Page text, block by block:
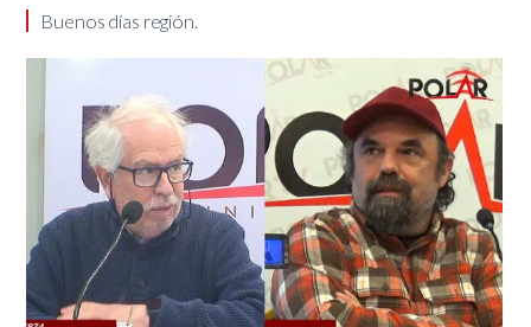
Buenos días región.